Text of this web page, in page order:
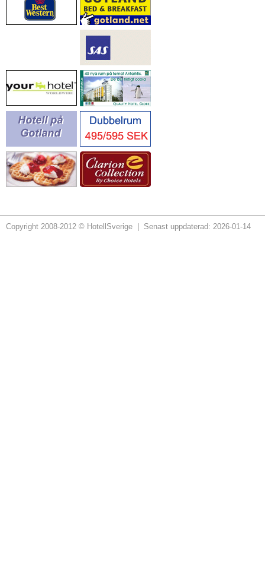
Copyright 2008-2012 © HotellSverige | Senast uppdaterad: 2026-01-14